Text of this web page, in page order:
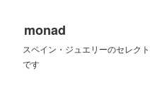
monad
スペイン・ジュエリーのセレク
です